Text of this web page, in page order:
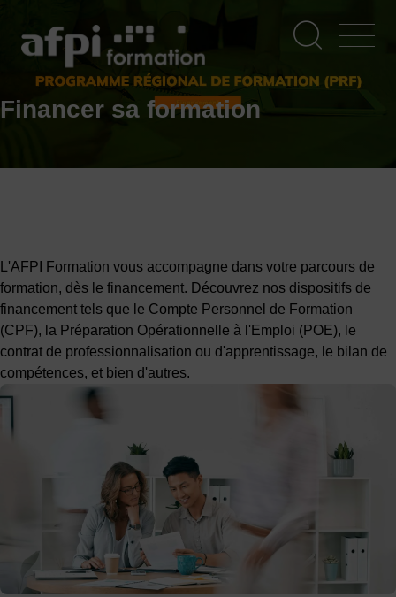
contenu
principal
Financer sa formation
L'AFPI Formation vous accompagne dans votre parcours de
formation, dès le financement. Découvrez nos dispositifs de
financement tels que le Compte Personnel de Formation
(CPF), la Préparation Opérationnelle à l'Emploi (POE), le
contrat de professionnalisation ou d'apprentissage, le bilan de
compétences, et bien d'autres.